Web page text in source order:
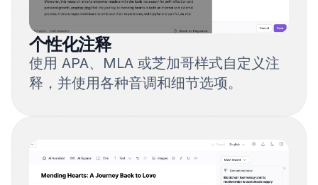
个性化注释
使用 APA、MLA 或芝加哥样式自定义注
释，并使用各种音调和细节选项。